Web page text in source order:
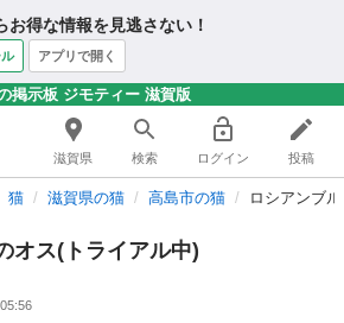
お得な情報を見逃さない！
アプリで開く
掲示板 ジモティー 滋賀版
滋賀県 検索 ログイン 投稿
猫 滋賀県の猫 高島市の猫 ロシアンブ
オス(トライアル中)